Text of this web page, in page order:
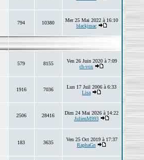
794 10380
Mer 25 Mai 2022 à 16:10
blackjmac
579 8155
Ven 26 Juin 2020 à 7:09
ch-vox
1916 7036
Lun 17 Juil 2006 à 6:33
Lisa
2506 28416
Dim 24 Mai 2026 à 14:22
JulienM993
183 3635
Ven 25 Oct 2019 à 17:37
RaphaGn